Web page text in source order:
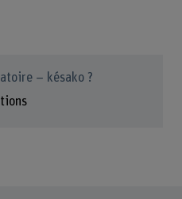
– késako ?